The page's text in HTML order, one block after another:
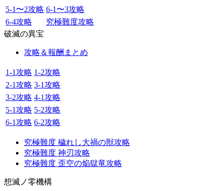
5-1〜2攻略 6-1〜3攻略
6-4攻略
究極難度攻略
破滅の異宝
攻略＆報酬まとめ
1-1攻略 1-2攻略
2-1攻略 3-1攻略
3-2攻略 4-1攻略
5-1攻略 5-2攻略
6-1攻略 6-2攻略
究極難度 穢れし大禍の獣攻略
究極難度 神刃攻略
究極難度 歪空の焔獄竜攻略
想滅ノ零機構